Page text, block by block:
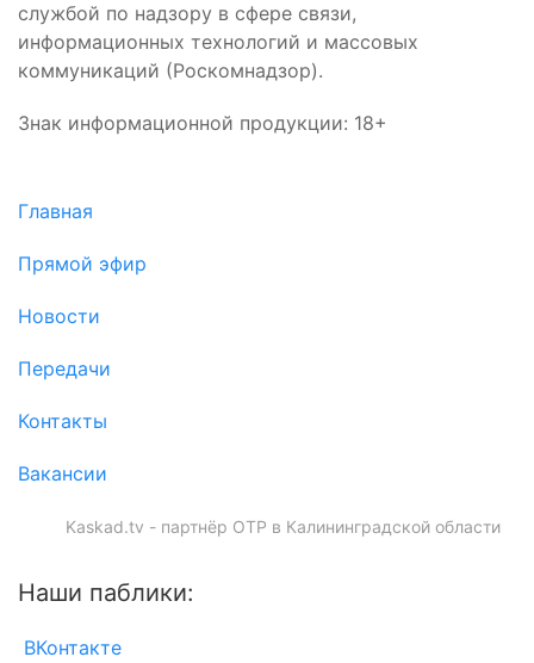
службой по надзору в сфере связи,
информационных технологий и массовых
коммуникаций (Роскомнадзор).
Знак информационной продукции: 18+
Главная
Прямой эфир
Новости
Передачи
Контакты
Вакансии
Kaskad.tv - партнёр ОТР в Калининградской области
Наши паблики:
ВКонтакте